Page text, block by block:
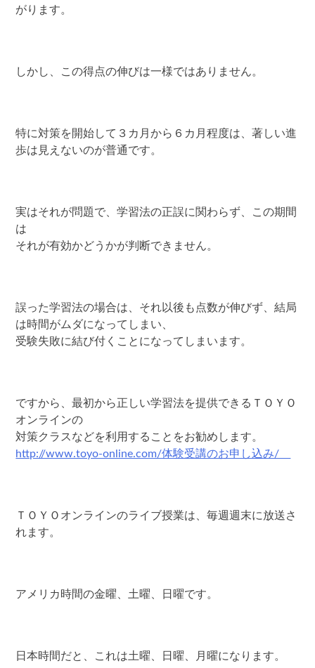
がります。
しかし、この得点の伸びは一様ではありません。
特に対策を開始して３カ月から６カ月程度は、著しい進
歩は見えないのが普通です。
実はそれが問題で、学習法の正誤に関わらず、この期間
は
それが有効かどうかが判断できません。
誤った学習法の場合は、それ以後も点数が伸びず、結局
は時間がムダになってしまい、
受験失敗に結び付くことになってしまいます。
ですから、最初から正しい学習法を提供できるＴＯＹＯ
オンラインの
対策クラスなどを利用することをお勧めします。
http://www.toyo-online.com/体験受講のお申し込み/
ＴＯＹＯオンラインのライブ授業は、毎週週末に放送さ
れます。
アメリカ時間の金曜、土曜、日曜です。
日本時間だと、これは土曜、日曜、月曜になります。